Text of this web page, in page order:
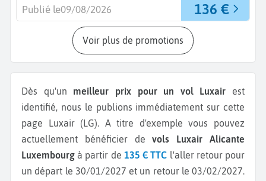
136 €
Publié le09/08/2026
Voir plus de promotions
Dès qu'un meilleur prix pour un vol Luxair est
identifié, nous le publions immédiatement sur cette
page Luxair (LG). A titre d'exemple vous pouvez
actuellement bénéficier devols Luxair Alicante
Luxembourgà partir de 135 € TTC l'aller retour pour
un départ le 30/01/2027 et un retour le 03/02/2027.